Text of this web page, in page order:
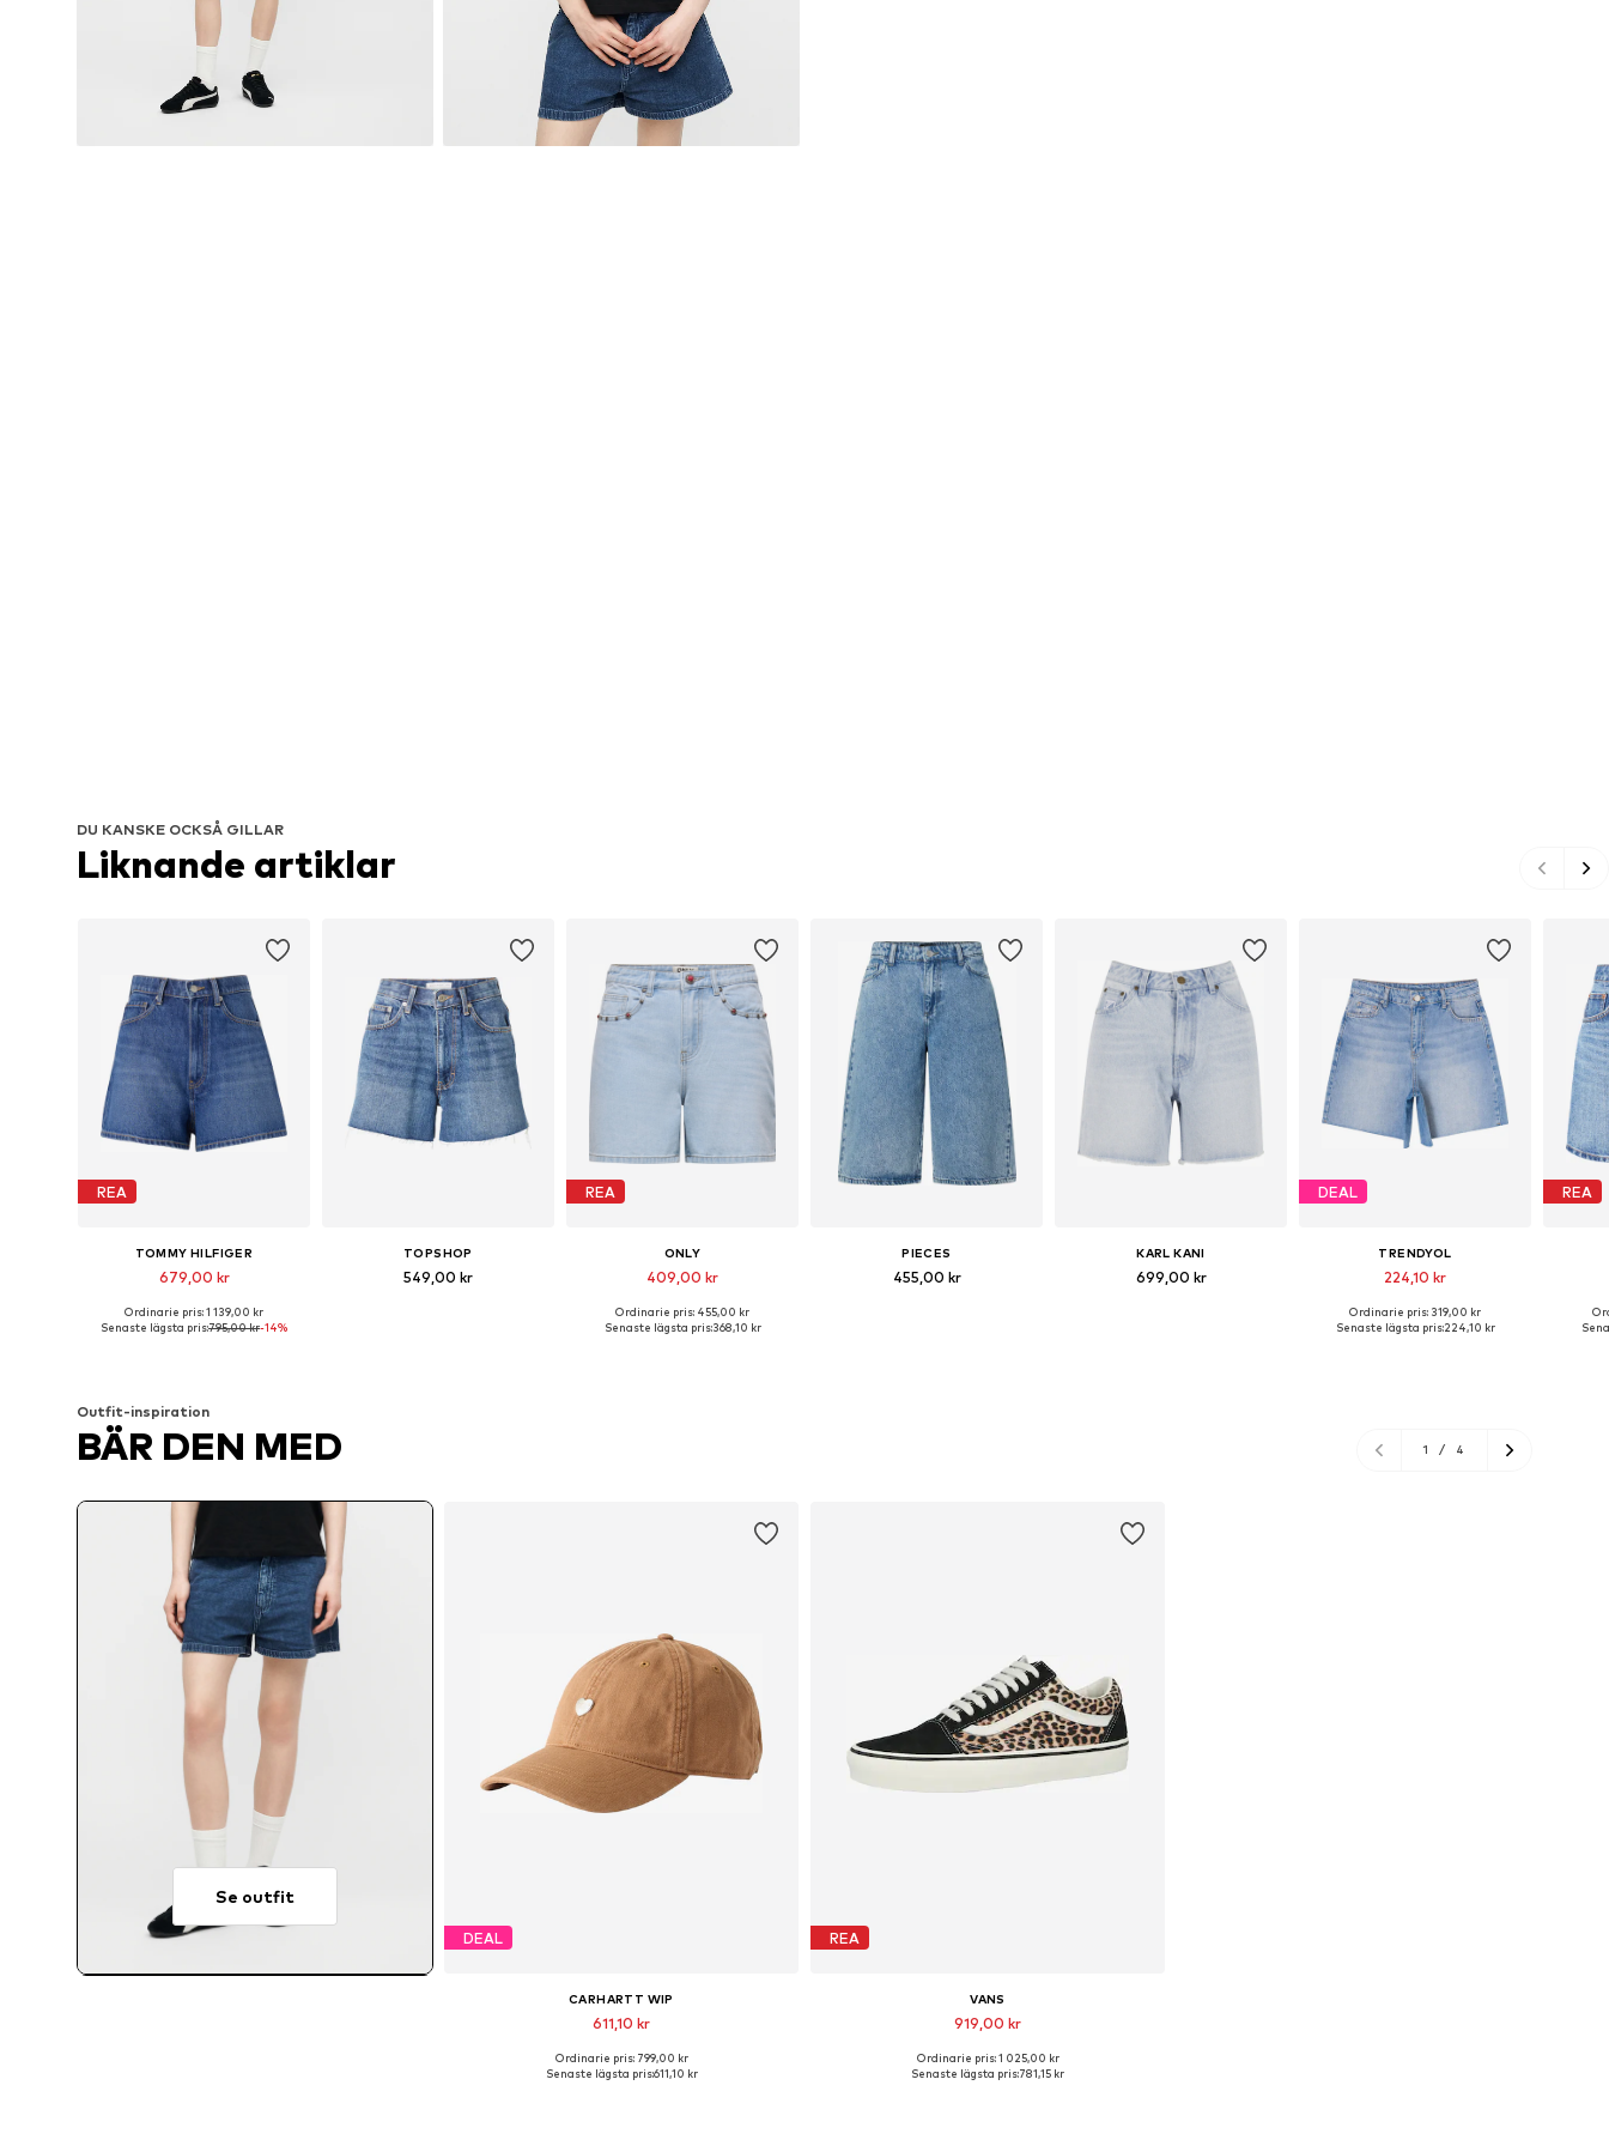
DU KANSKE OCKSÅ GILLAR
Liknande artiklar
REA
TOMMY HILFIGER
679,00 kr
Ordinarie pris: 1 139,00 kr
Senaste lägsta pris:795,00 kr-14%
TOPSHOP
549,00 kr
REA
ONLY
409,00 kr
Ordinarie pris: 455,00 kr
Senaste lägsta pris:368,10 kr
PIECES
455,00 kr
KARL KANI
699,00 kr
DEAL
TRENDYOL
224,10 kr
Ordinarie pris: 319,00 kr
Senaste lägsta pris:224,10 kr
REA
Outfit-inspiration
BÄR DEN MED 1 / 4
Se outfit
DEAL
CARHARTT WIP
611,10 kr
Tillgängliga storlekar: 55-60
Ordinarie pris: 799,00 kr
Senaste lägsta pris:611,10 kr
REA
VANS
919,00 kr
Tillgängliga storlekar: 36, 36,5, 37, 38, 39
Ordinarie pris: 1 025,00 kr
Senaste lägsta pris:781,15 kr